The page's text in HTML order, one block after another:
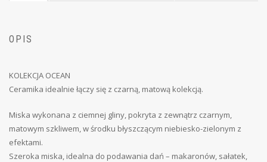
OPIS
KOLEKCJA OCEAN
Ceramika idealnie łączy się z czarną, matową kolekcją.
Miska wykonana z ciemnej gliny, pokryta z zewnątrz czarnym,
matowym szkliwem, w środku błyszczącym niebiesko-zielonym z
efektami.
Szeroka miska, idealna do podawania dań – makaronów, sałatek,